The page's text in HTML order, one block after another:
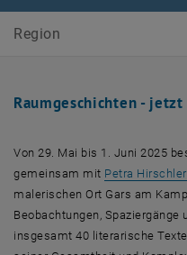
Zur 1. Menü Ebene
E280-07-Forschungsbereich
Regionalentwicklung
Region
Raumgeschichten -
Von 29. Mai bis 1. Juni 2025
gemeinsam mit Petra Hirschler
malerischen Ort Gars am
Beobachtungen,
insgesamt 40 literarische